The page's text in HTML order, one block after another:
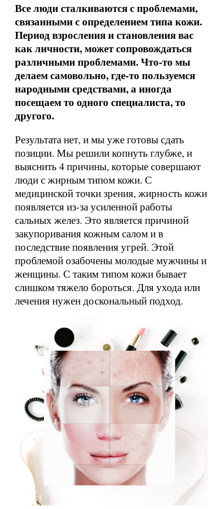
Все люди сталкиваются с проблемами,
связанными с определением типа кожи.
Период взросления и становления вас
как личности, может сопровождаться
различными проблемами. Что-то мы
делаем самовольно, где-то пользуемся
народными средствами, а иногда
посещаем то одного специалиста, то
другого.
Результата нет, и мы уже готовы сдать
позиции. Мы решили копнуть глубже, и
выяснить 4 причины, которые совершают
люди с жирным типом кожи. С
медицинской точки зрения, жирность кожи
появляется из-за усиленной работы
сальных желез. Это является причиной
закупоривания кожным салом и в
последствие появления угрей. Этой
проблемой озабочены молодые мужчины и
женщины. С таким типом кожи бывает
слишком тяжело бороться. Для ухода или
лечения нужен доскональный подход.